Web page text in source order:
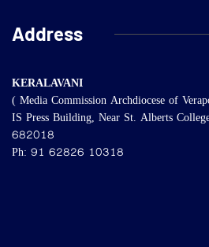
Address
KERALAVANI
( Media Commission Archdiocese of
IS Press Building, Near St. Alberts
682018
Ph: 91 62826 10318